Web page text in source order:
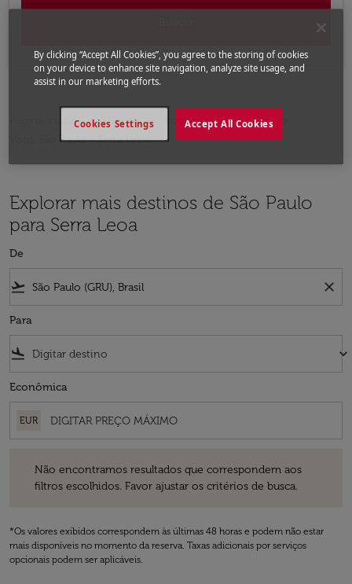
Página inicial Voos
Voos para Serra Leoa
Voos São Paulo - Serra Leoa
Explorar mais destinos de São Paulo
para Serra Leoa
De
flight_takeoff close
Para
flight_land keyboard_arrow_down
Econômica
EUR
Não encontramos resultados que correspondem aos
filtros escolhidos. Favor ajustar os critérios de busca.
*Os valores exibidos correspondem às últimas 48 horas e podem não estar
mais disponíveis no momento da reserva. Taxas adicionais por serviços
opcionais podem ser aplicáveis.
By clicking “Accept All Cookies”, you agree to the storing of cookies
on your device to enhance site navigation, analyze site usage, and
assist in our marketing efforts.
Accept All Cookies
Cookies Settings